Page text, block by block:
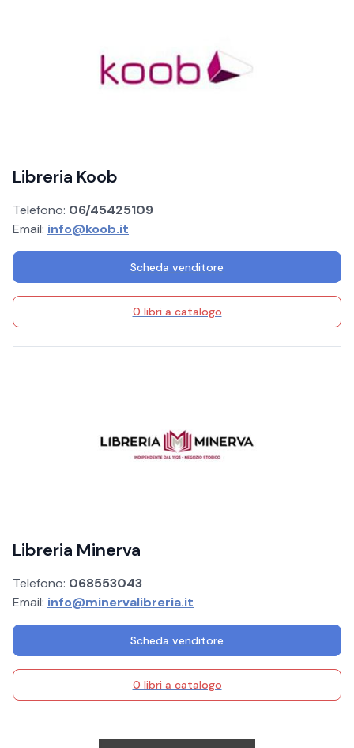
Libreria Koob
Telefono: 06/45425109
Email: info@koob.it
Scheda venditore
0 libri a catalogo
Libreria Minerva
Telefono: 068553043
Email: info@minervalibreria.it
Scheda venditore
0 libri a catalogo